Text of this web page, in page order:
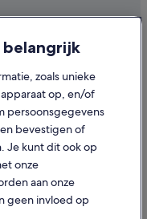
belangrijk
zoals unieke
op, en/of
persoonsgegevens
bevestigen of
Je kunt dit ook op
onze
aan onze
geen invloed op